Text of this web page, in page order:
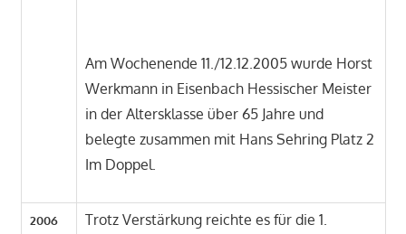
Am Wochenende 11./12.12.2005 wurde Horst
Werkmann in Eisenbach Hessischer Meister
in der Altersklasse über 65 Jahre und
belegte zusammen mit Hans Sehring Platz 2
Im Doppel.
2006
Trotz Verstärkung reichte es für die 1.